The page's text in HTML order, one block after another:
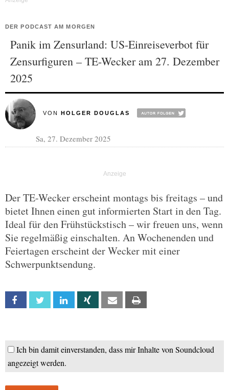
DER PODCAST AM MORGEN
Panik im Zensurland: US-Einreiseverbot für
Zensurfiguren – TE-Wecker am 27. Dezember
2025
VON HOLGER DOUGLAS
Sa, 27. Dezember 2025
Der TE-Wecker erscheint montags bis freitags – und
bietet Ihnen einen gut informierten Start in den Tag.
Ideal für den Frühstückstisch – wir freuen uns, wenn
Sie regelmäßig einschalten. An Wochenenden und
Feiertagen erscheint der Wecker mit einer
Schwerpunktsendung.
Facebook Twitter Linkedin Xing Email
Ich bin damit einverstanden, dass mir Inhalte von Soundcloud
angezeigt werden.